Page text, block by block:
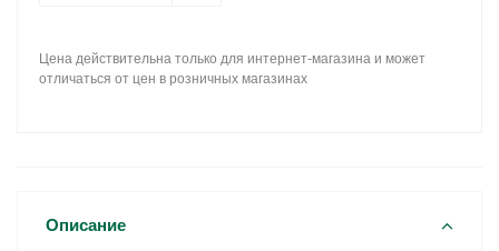
Цена действительна только для интернет-магазина и может
отличаться от цен в розничных магазинах
Описание